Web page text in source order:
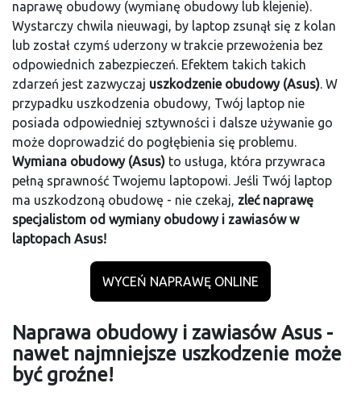
naprawę obudowy (wymianę obudowy lub klejenie).
Wystarczy chwila nieuwagi, by laptop zsunął się z kolan
lub został czymś uderzony w trakcie przewożenia bez
odpowiednich zabezpieczeń. Efektem takich takich
zdarzeń jest zazwyczaj uszkodzenie obudowy (Asus). W
przypadku uszkodzenia obudowy, Twój laptop nie
posiada odpowiedniej sztywności i dalsze używanie go
może doprowadzić do pogłębienia się problemu.
Wymiana obudowy (Asus) to usługa, która przywraca
pełną sprawność Twojemu laptopowi. Jeśli Twój laptop
ma uszkodzoną obudowę - nie czekaj, zleć naprawę
specjalistom od wymiany obudowy i zawiasów w
laptopach Asus!
WYCEŃ NAPRAWĘ ONLINE
Naprawa obudowy i zawiasów Asus -
nawet najmniejsze uszkodzenie może
być groźne!